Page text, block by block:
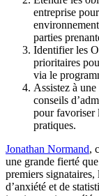
entreprise
parties
Identifier les
prioritaires
via le
Assistez à
conseils
pour favoriser
pratiques.
Jonathan Normand,
une grande fierté
premiers
d’anxiété et de